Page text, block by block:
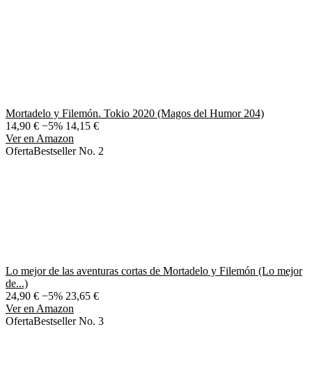
Mortadelo y Filemón. Tokio 2020 (Magos del Humor 204)
14,90 € −5% 14,15 €
Ver en Amazon
OfertaBestseller No. 2
Lo mejor de las aventuras cortas de Mortadelo y Filemón (Lo mejor
de...)
24,90 € −5% 23,65 €
Ver en Amazon
OfertaBestseller No. 3